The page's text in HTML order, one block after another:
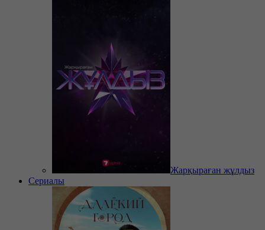
Жарқыраған жұлдыз
Сериалы